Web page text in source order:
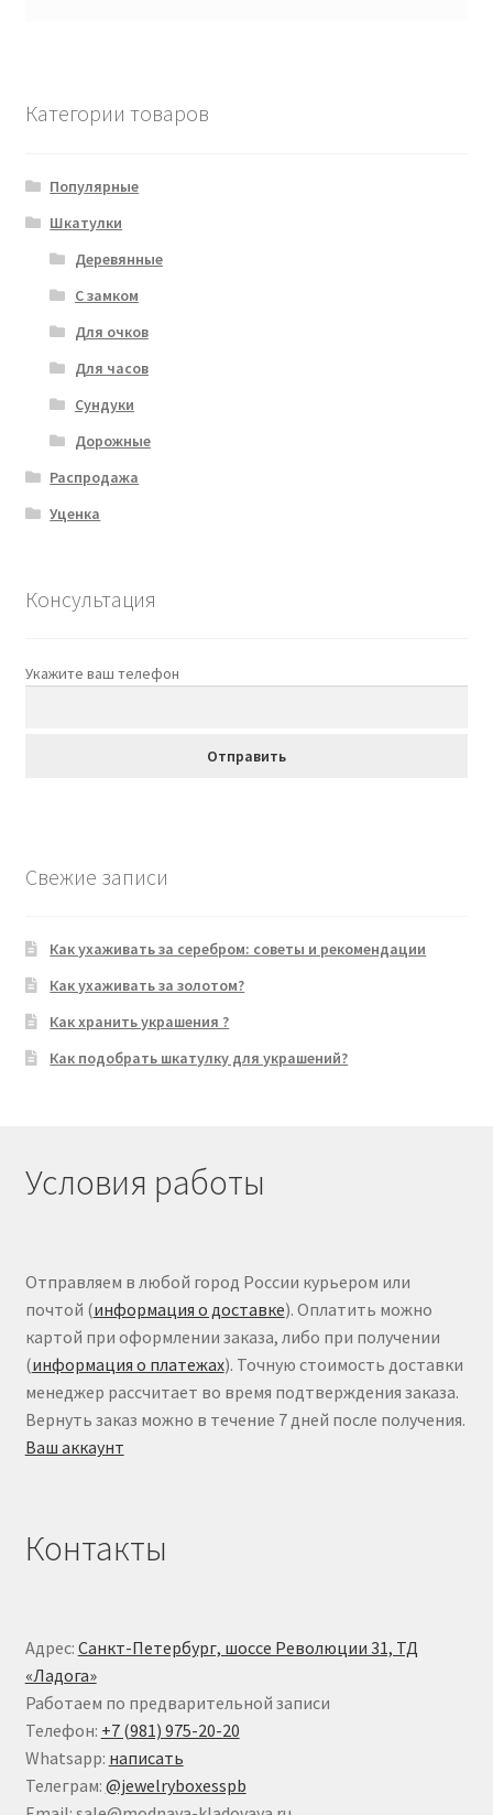
Категории товаров
Популярные
Шкатулки
Деревянные
С замком
Для очков
Для часов
Сундуки
Дорожные
Распродажа
Уценка
Консультация
Укажите ваш телефон
Свежие записи
Как ухаживать за серебром: советы и рекомендации
Как ухаживать за золотом?
Как хранить украшения ?
Как подобрать шкатулку для украшений?
Условия работы
Отправляем в любой город России курьером или
почтой (информация о доставке). Оплатить можно
картой при оформлении заказа, либо при получении
(информация о платежах). Точную стоимость доставки
менеджер рассчитает во время подтверждения заказа.
Вернуть заказ можно в течение 7 дней после получения.
Ваш аккаунт
Контакты
Адрес: Санкт-Петербург, шоссе Революции 31, ТД
«Ладога»
Работаем по предварительной записи
Телефон: +7 (981) 975-20-20
Whatsapp: написать
Телеграм: @jewelryboxesspb